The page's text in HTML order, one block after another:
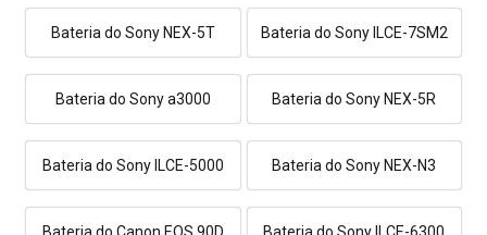
Bateria do Sony NEX-5T Bateria do Sony ILCE-7SM2
Bateria do Sony a3000 Bateria do Sony NEX-5R
Bateria do Sony ILCE-5000 Bateria do Sony NEX-N3